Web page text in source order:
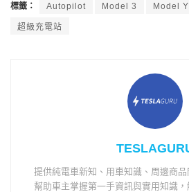
標籤： Autopilot Model 3 Model Y
超級充電站
提供純電車新知、用車知識、周邊商品
幫助車主掌握第一手資訊與實用知識